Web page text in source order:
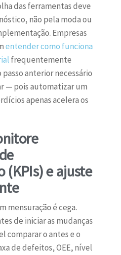
das ferramentas deve
não pela moda ou
Empresas
entender como funciona
frequentemente
anterior necessário
— pois automatizar um
apenas acelera os
(KPIs) e ajuste
mensuração é cega.
de iniciar as mudanças
comparar o antes e o
de defeitos, OEE, nível